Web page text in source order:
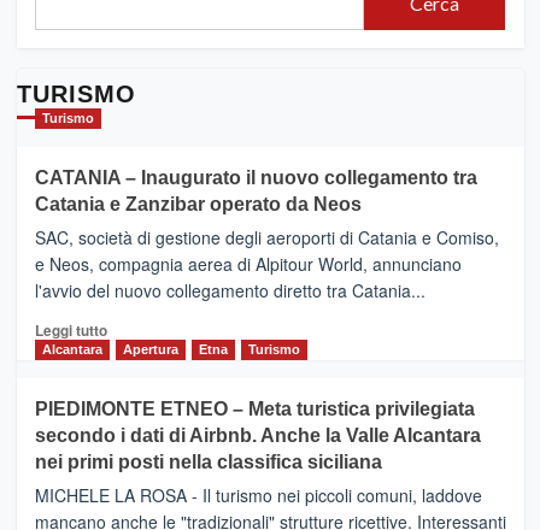
TURISMO
Turismo
CATANIA – Inaugurato il nuovo collegamento tra
Catania e Zanzibar operato da Neos
SAC, società di gestione degli aeroporti di Catania e Comiso,
e Neos, compagnia aerea di Alpitour World, annunciano
l'avvio del nuovo collegamento diretto tra Catania...
Leggi tuttoLeggi
CATANIA
–
Inaugurato
il
nuovo
Alcantara Apertura Etna Turismo
PIEDIMONTE ETNEO – Meta turistica privilegiata
secondo i dati di Airbnb. Anche la Valle Alcantara
nei primi posti nella classifica siciliana
MICHELE LA ROSA - Il turismo nei piccoli comuni, laddove
mancano anche le "tradizionali" strutture ricettive. Interessanti